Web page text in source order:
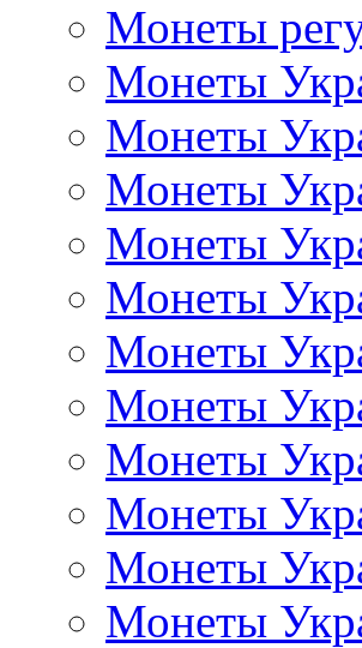
Монеты
Монеты
Монеты
Монеты
Монеты
Монеты
Монеты
Монеты
Монеты
Монеты
Монеты
Монеты